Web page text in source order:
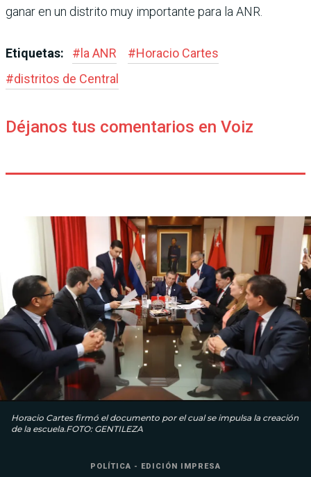
ganar en un distrito muy importante para la ANR.
Etiquetas: #la ANR #Horacio Cartes
#distritos de Central
Déjanos tus comentarios en Voiz
Horacio Cartes firmó el documento por el cual se impulsa la creación
de la escuela.FOTO: GENTILEZA
POLÍTICA - EDICIÓN IMPRESA